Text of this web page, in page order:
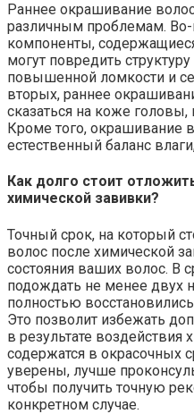
Раннее окрашивание
различным проблемам.
компоненты,
могут повредить
повышенной ломкости и
вторых, раннее
сказаться на коже
Кроме того, окрашивание
естественный баланс
Как долго стоит
химической завивки?
Точный срок, на который
волос после химической
состояния ваших волос. В
подождать не менее двух
полностью
Это позволит избежать
в результате
содержатся в окрасочных
уверены, лучше
чтобы получить точную
конкретном случае.